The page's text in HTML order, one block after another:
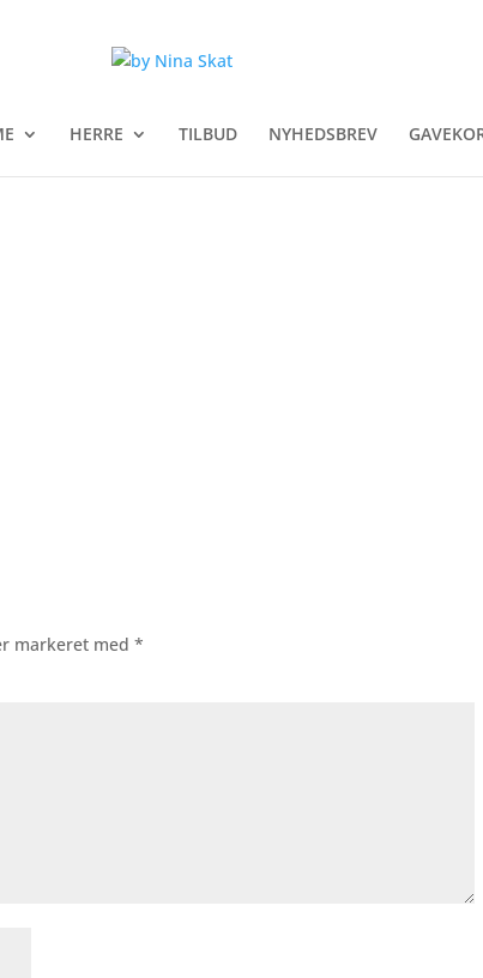
HERRE TILBUD NYHEDSBREV
markeret med *